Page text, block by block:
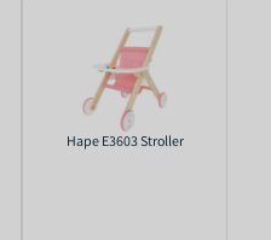
Hape E3603 Stroller